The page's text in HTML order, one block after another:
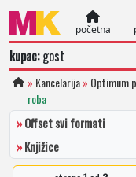
početna
kupac:gost
» Kancelarija» Optimum
roba
»Offset svi formati
»Knjižice